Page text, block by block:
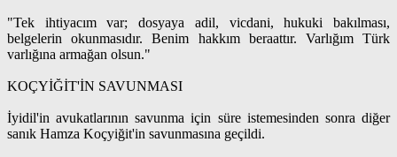
"Tek ihtiyacım var; dosyaya adil, vicdani, hukuki bakılması,
belgelerin okunmasıdır. Benim hakkım beraattır. Varlığım Türk
varlığına armağan olsun."
KOÇYİĞİT'İN SAVUNMASI
İyidil'in avukatlarının savunma için süre istemesinden sonra diğer
sanık Hamza Koçyiğit'in savunmasına geçildi.